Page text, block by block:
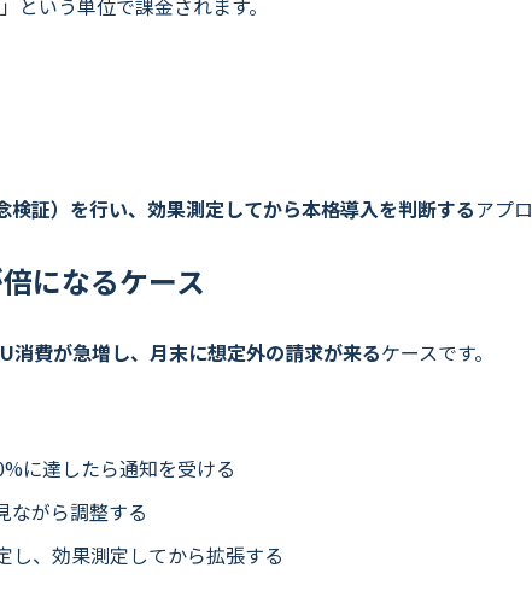
いう単位で課金されます。
検証）を行い、効果測定してから本格導入を判断するアプ
になるケース
消費が急増し、月末に想定外の請求が来るケースです。
に達したら通知を受ける
ながら調整する
し、効果測定してから拡張する